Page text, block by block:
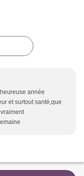
année
et surtout santé,que